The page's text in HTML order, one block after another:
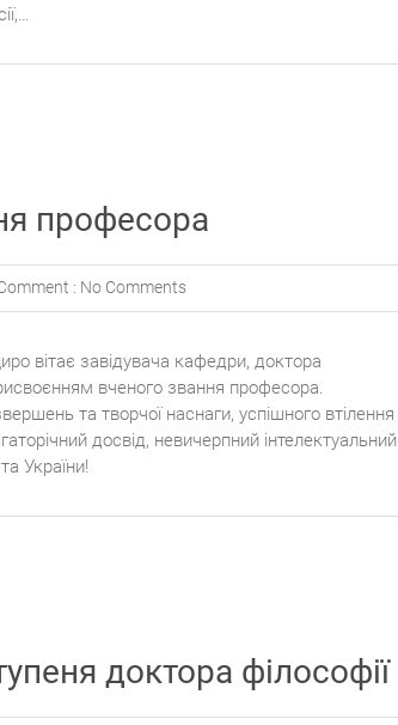
професора
: No Comments
вітає завідувача кафедри, доктора
вченого звання професора.
та творчої наснаги, успішного втілення
досвід, невичерпний інтелектуальний
України!
доктора філософії